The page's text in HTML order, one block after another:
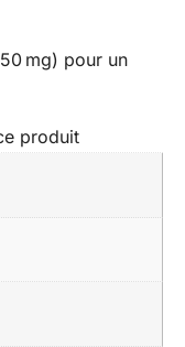
mg) pour un
produit